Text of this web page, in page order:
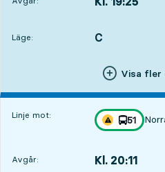
Läge:
LÄGE, C
,
Visa fler
Linje mot: linje
51
mot
,
Avgår: Kl. 20:11